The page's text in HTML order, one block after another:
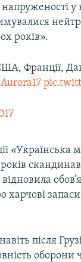
у
років».
Франції,
«Українська
харчові
після